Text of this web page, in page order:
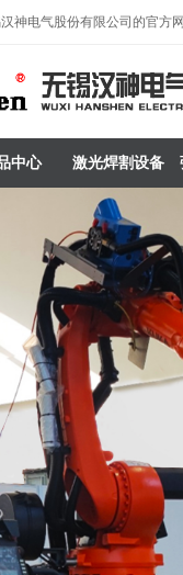
神电气股份有限公司的官方
中心 激光焊割设备